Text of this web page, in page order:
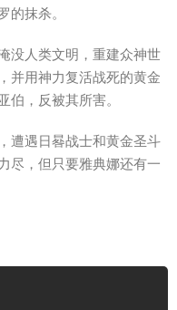
的抹杀。
没人类文明，重建众神世
并用神力复活战死的黄金
，反被其所害。
遭遇日晷战士和黄金圣斗
尽，但只要雅典娜还有一